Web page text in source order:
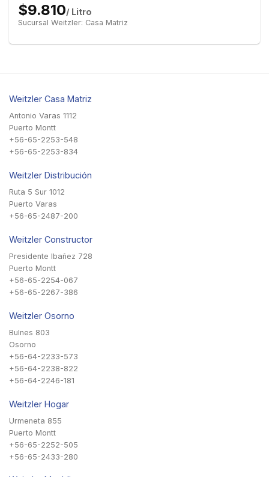
$9.810/ Litro
Sucursal Weitzler: Casa Matriz
Weitzler Casa Matriz
Antonio Varas 1112
Puerto Montt
+56-65-2253-548
+56-65-2253-834
Weitzler Distribución
Ruta 5 Sur 1012
Puerto Varas
+56-65-2487-200
Weitzler Constructor
Presidente Ibañez 728
Puerto Montt
+56-65-2254-067
+56-65-2267-386
Weitzler Osorno
Bulnes 803
Osorno
+56-64-2233-573
+56-64-2238-822
+56-64-2246-181
Weitzler Hogar
Urmeneta 855
Puerto Montt
+56-65-2252-505
+56-65-2433-280